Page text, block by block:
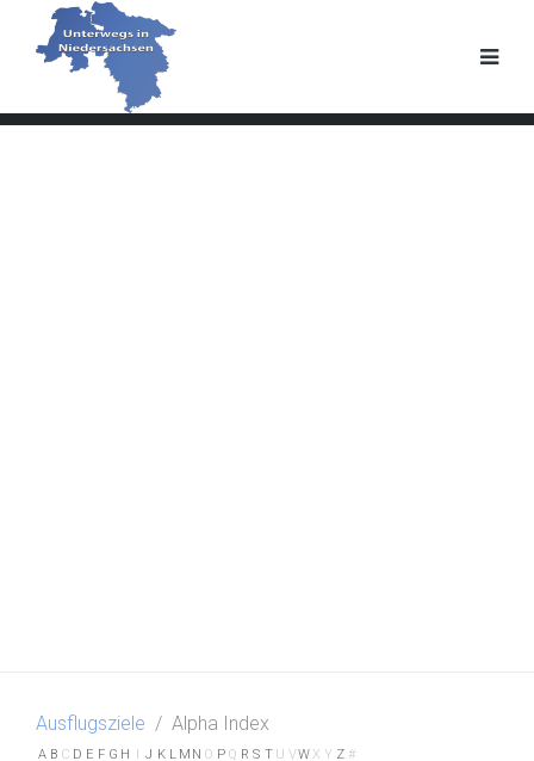
Ausflugsziele Alpha Index
A B C D E F G H I J K L M N O P Q R S T U VW X Y Z #